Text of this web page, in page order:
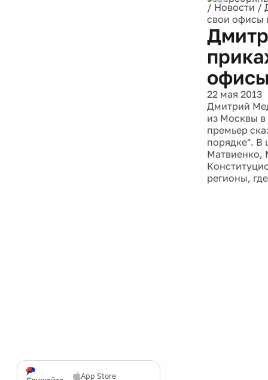
App Store
/ Новости /
свои офисы
22 мая 2013
Дмитрий
из Москвы в
премьер
порядке". В
Матвиенко,
регионы,